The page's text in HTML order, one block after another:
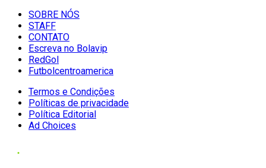
SOBRE NÓS
STAFF
CONTATO
Escreva no Bolavip
RedGol
Futbolcentroamerica
Termos e Condições
Políticas de privacidade
Política Editorial
Ad Choices